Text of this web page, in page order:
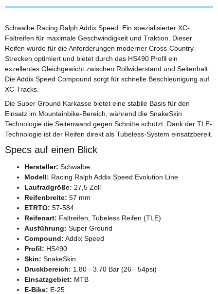
Schwalbe Racing Ralph Addix Speed: Ein spezialisierter XC-
Faltreifen für maximale Geschwindigkeit und Traktion. Dieser
Reifen wurde für die Anforderungen moderner Cross-Country-
Strecken optimiert und bietet durch das HS490 Profil ein
exzellentes Gleichgewicht zwischen Rollwiderstand und Seitenhalt.
Die Addix Speed Compound sorgt für schnelle Beschleunigung auf
XC-Tracks.
Die Super Ground Karkasse bietet eine stabile Basis für den
Einsatz im Mountainbike-Bereich, während die SnakeSkin
Technologie die Seitenwand gegen Schnitte schützt. Dank der TLE-
Technologie ist der Reifen direkt als Tubeless-System einsatzbereit.
Specs auf einen Blick
Hersteller: Schwalbe
Modell: Racing Ralph Addix Speed Evolution Line
Laufradgröße: 27,5 Zoll
Reifenbreite: 57 mm
ETRTO: 57-584
Reifenart: Faltreifen, Tubeless Reifen (TLE)
Ausführung: Super Ground
Compound: Addix Speed
Profil: HS490
Skin: SnakeSkin
Druckbereich: 1.80 - 3.70 Bar (26 - 54psi)
Einsatzgebiet: MTB
E-Bike: E-25